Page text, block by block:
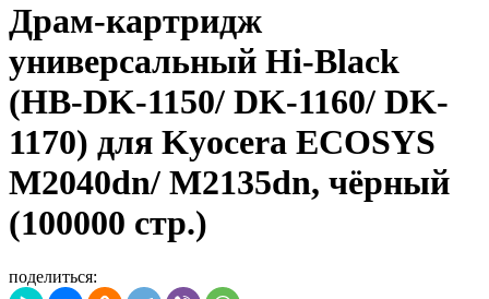
Драм-картридж
универсальный Hi-Black
(HB-DK-1150/ DK-1160/ DK-
1170) для Kyocera ECOSYS
M2040dn/ M2135dn, чёрный
(100000 стр.)
поделиться: